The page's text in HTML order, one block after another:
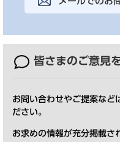
皆さまのご意見
お問い合わせやご提案など
ださい。
お求めの情報が充分掲載さ